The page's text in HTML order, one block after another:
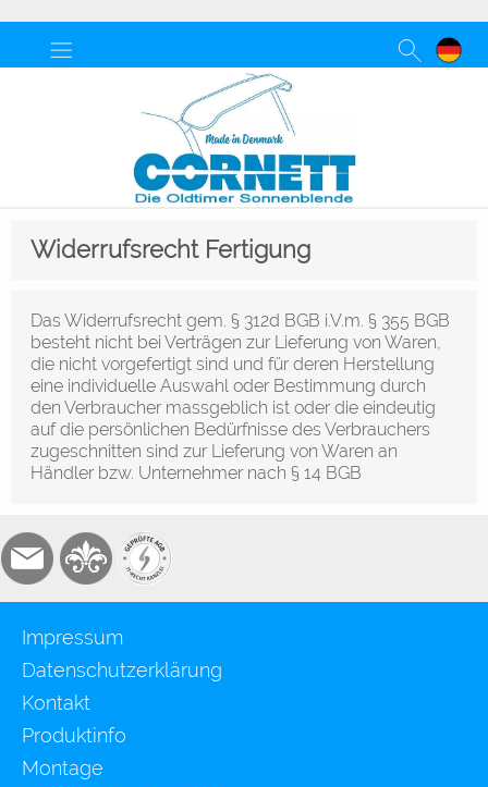
Widerrufsrecht Fertigung
Das Widerrufsrecht gem. § 312d BGB i.V.m. § 355 BGB
besteht nicht bei Verträgen zur Lieferung von Waren,
die nicht vorgefertigt sind und für deren Herstellung
eine individuelle Auswahl oder Bestimmung durch
den Verbraucher massgeblich ist oder die eindeutig
auf die persönlichen Bedürfnisse des Verbrauchers
zugeschnitten sind zur Lieferung von Waren an
Händler bzw. Unternehmer nach § 14 BGB
Impressum
Datenschutzerklärung
Kontakt
Produktinfo
Montage